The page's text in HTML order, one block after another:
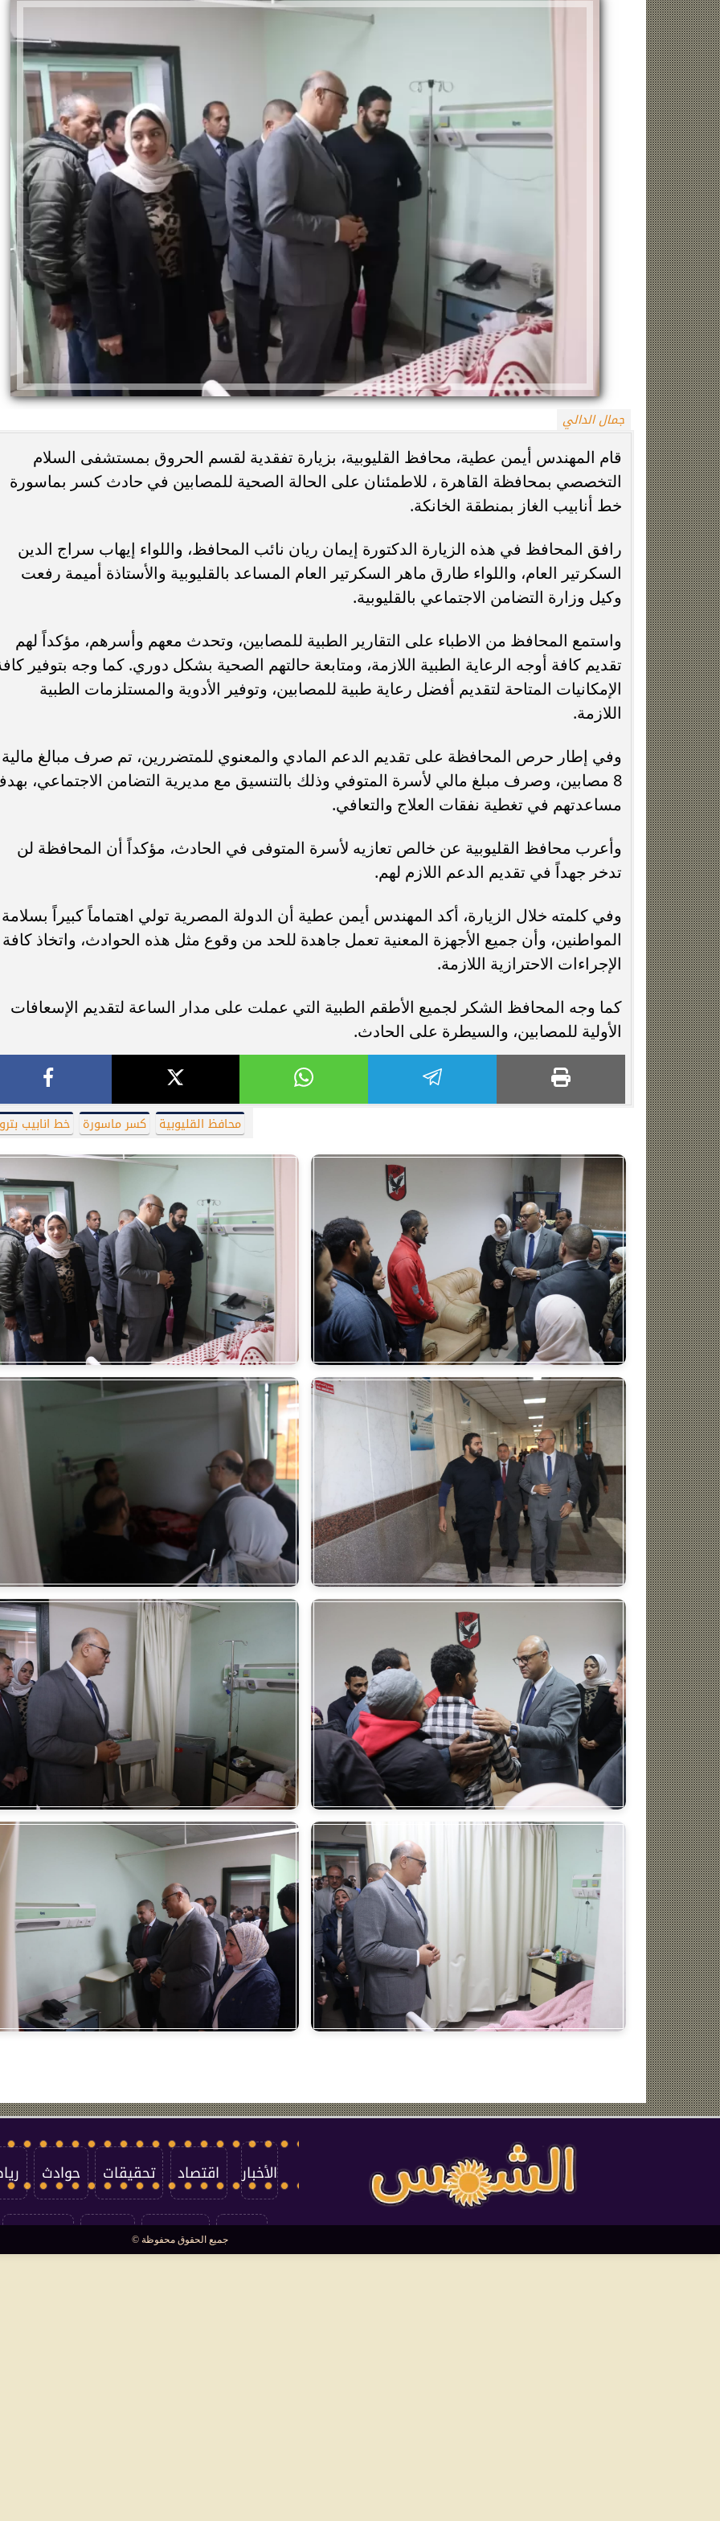
جمال الدالي
قام المهندس أيمن عطية، محافظ القليوبية، بزيارة تفقدية لقسم الحروق بمستشفى السلام
التخصصي بمحافظة القاهرة ، للاطمئنان على الحالة الصحية للمصابين في حادث كسر بماسورة
خط أنابيب الغاز بمنطقة الخانكة.
رافق المحافظ في هذه الزيارة الدكتورة إيمان ريان نائب المحافظ، واللواء إيهاب سراج الدين
السكرتير العام، واللواء طارق ماهر السكرتير العام المساعد بالقليوبية والأستاذة أميمة رفعت
وكيل وزارة التضامن الاجتماعي بالقليوبية.
واستمع المحافظ من الاطباء على التقارير الطبية للمصابين، وتحدث معهم وأسرهم، مؤكداً لهم
تقديم كافة أوجه الرعاية الطبية اللازمة، ومتابعة حالتهم الصحية بشكل دوري. كما وجه بتوفير
الإمكانيات المتاحة لتقديم أفضل رعاية طبية للمصابين، وتوفير الأدوية والمستلزمات الطبية
اللازمة.
وفي إطار حرص المحافظة على تقديم الدعم المادي والمعنوي للمتضررين، تم صرف مبالغ مالية
8 مصابين، وصرف مبلغ مالي لأسرة المتوفي وذلك بالتنسيق مع مديرية التضامن الاجتماعي،
مساعدتهم في تغطية نفقات العلاج والتعافي.
وأعرب محافظ القليوبية عن خالص تعازيه لأسرة المتوفى في الحادث، مؤكداً أن المحافظة لن
تدخر جهداً في تقديم الدعم اللازم لهم.
وفي كلمته خلال الزيارة، أكد المهندس أيمن عطية أن الدولة المصرية تولي اهتماماً كبيراً بسلامة
المواطنين، وأن جميع الأجهزة المعنية تعمل جاهدة للحد من وقوع مثل هذه الحوادث، واتخاذ كافة
الإجراءات الاحترازية اللازمة.
كما وجه المحافظ الشكر لجميع الأطقم الطبية التي عملت على مدار الساعة لتقديم الإسعافات
الأولية للمصابين، والسيطرة على الحادث.
محافظ القليوبية كسر ماسورة خط انابيب
زينة عمرو تتوج بجائزة الأفضل بعد تأهل مصر
التاريخي لنصف نهائي مونديال...
التأهل التاريخي إلى نصف نهائي...
عائلي مرتقب في الساحل
الأخبار اقتصاد تحقيقات حوادث
العالم سوشيال
جميع الحقوق محفوظة ©